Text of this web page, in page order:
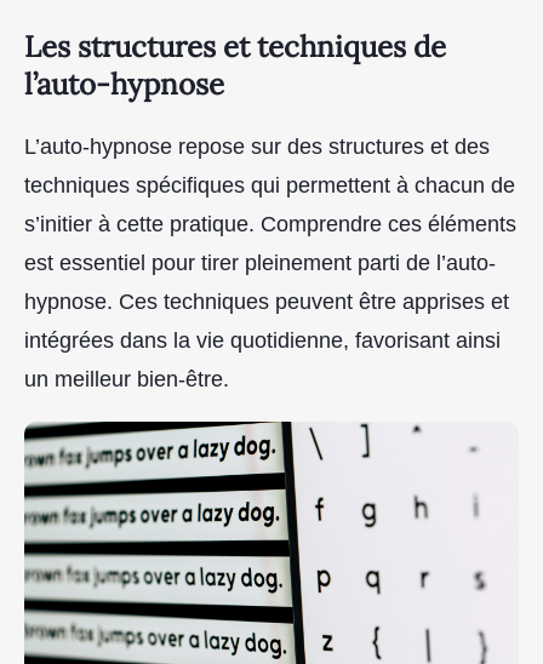
Les structures et techniques de
l’auto-hypnose
L’auto-hypnose repose sur des structures et des
techniques spécifiques qui permettent à chacun de
s’initier à cette pratique. Comprendre ces éléments
est essentiel pour tirer pleinement parti de l’auto-
hypnose. Ces techniques peuvent être apprises et
intégrées dans la vie quotidienne, favorisant ainsi
un meilleur bien-être.